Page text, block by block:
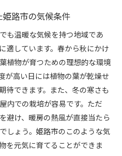
めるエコライフスタイル
しむ趣味と活動の提案
コミュニティ活動のすすめ
ことで生まれる新たな価値観
社会貢献活動のアイデア
路市の気候条件
も温暖な気候を持つ地域であ
適しています。春から秋にかけ
植物が育つための理想的な環境
が高い日には植物の葉が乾燥せ
待できます。また、冬の寒さも
内での栽培が容易です。ただ
避け、暖房の熱風が直接当たら
しょう。姫路市のこのような気
を元気に育てることができま